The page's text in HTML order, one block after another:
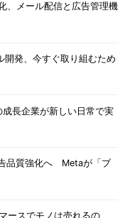
、メール配信と広告管理機
開発、今すぐ取り組むため
長企業が新しい日常で実
品質強化へ Metaが「ブ
ースでモノは売れるの